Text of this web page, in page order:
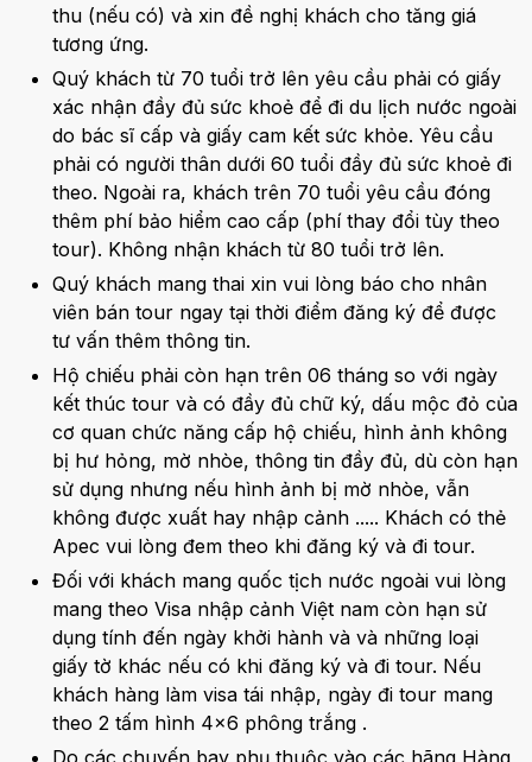
thu (nếu có) và xin đề nghị khách cho tăng giá
tương ứng.
Quý khách từ 70 tuổi trở lên yêu cầu phải có giấy
xác nhận đầy đủ sức khoẻ để đi du lịch nước ngoài
do bác sĩ cấp và giấy cam kết sức khỏe. Yêu cầu
phải có người thân dưới 60 tuổi đầy đủ sức khoẻ đi
theo. Ngoài ra, khách trên 70 tuổi yêu cầu đóng
thêm phí bảo hiểm cao cấp (phí thay đổi tùy theo
tour). Không nhận khách từ 80 tuổi trở lên.
Quý khách mang thai xin vui lòng báo cho nhân
viên bán tour ngay tại thời điểm đăng ký để được
tư vấn thêm thông tin.
Hộ chiếu phải còn hạn trên 06 tháng so với ngày
kết thúc tour và có đầy đủ chữ ký, dấu mộc đỏ của
cơ quan chức năng cấp hộ chiếu, hình ảnh không
bị hư hỏng, mờ nhòe, thông tin đầy đủ, dù còn hạn
sử dụng nhưng nếu hình ảnh bị mờ nhòe, vẫn
không được xuất hay nhập cảnh ..... Khách có thẻ
Apec vui lòng đem theo khi đăng ký và đi tour.
Đối với khách mang quốc tịch nước ngoài vui lòng
mang theo Visa nhập cảnh Việt nam còn hạn sử
dụng tính đến ngày khởi hành và và những loại
giấy tờ khác nếu có khi đăng ký và đi tour. Nếu
khách hàng làm visa tái nhập, ngày đi tour mang
theo 2 tấm hình 4x6 phông trắng .
Do các chuyến bay phụ thuộc vào các hãng Hàng